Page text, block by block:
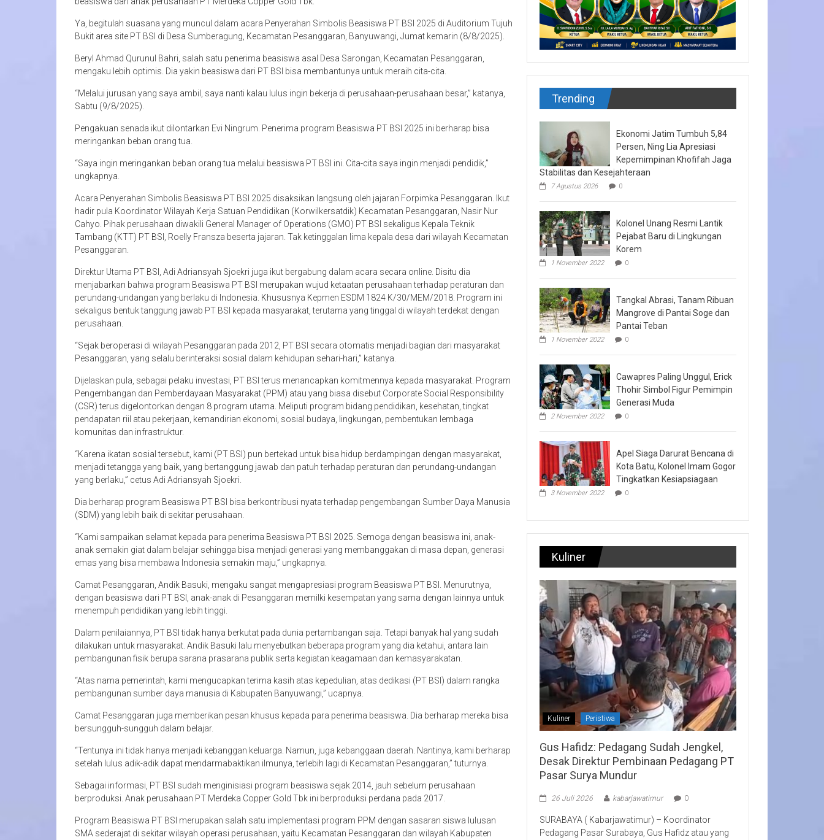
Ya, begitulah suasana yang muncul dalam acara Penyerahan Simbolis Beasiswa PT BSI 2025 di Auditorium Tujuh
Bukit area site PT BSI di Desa Sumberagung, Kecamatan Pesanggaran, Banyuwangi, Jumat kemarin (8/8/2025).
Beryl Ahmad Qurunul Bahri, salah satu penerima beasiswa asal Desa Sarongan, Kecamatan Pesanggaran,
mengaku lebih optimis. Dia yakin beasiswa dari PT BSI bisa membantunya untuk meraih cita-cita.
“Melalui jurusan yang saya ambil, saya nanti kalau lulus ingin bekerja di perusahaan-perusahaan besar,” katanya,
Sabtu (9/8/2025).
Pengakuan senada ikut dilontarkan Evi Ningrum. Penerima program Beasiswa PT BSI 2025 ini berharap bisa
meringankan beban orang tua.
“Saya ingin meringankan beban orang tua melalui beasiswa PT BSI ini. Cita-cita saya ingin menjadi pendidik,”
ungkapnya.
Acara Penyerahan Simbolis Beasiswa PT BSI 2025 disaksikan langsung oleh jajaran Forpimka Pesanggaran. Ikut
hadir pula Koordinator Wilayah Kerja Satuan Pendidikan (Korwilkersatdik) Kecamatan Pesanggaran, Nasir Nur
Cahyo. Pihak perusahaan diwakili General Manager of Operations (GMO) PT BSI sekaligus Kepala Teknik
Tambang (KTT) PT BSI, Roelly Fransza beserta jajaran. Tak ketinggalan lima kepala desa dari wilayah Kecamatan
Pesanggaran.
Direktur Utama PT BSI, Adi Adriansyah Sjoekri juga ikut bergabung dalam acara secara online. Disitu dia
menjabarkan bahwa program Beasiswa PT BSI merupakan wujud ketaatan perusahaan terhadap peraturan dan
perundang-undangan yang berlaku di Indonesia. Khususnya Kepmen ESDM 1824 K/30/MEM/2018. Program ini
sekaligus bentuk tanggung jawab PT BSI kepada masyarakat, terutama yang tinggal di wilayah terdekat dengan
perusahaan.
“Sejak beroperasi di wilayah Pesanggaran pada 2012, PT BSI secara otomatis menjadi bagian dari masyarakat
Pesanggaran, yang selalu berinteraksi sosial dalam kehidupan sehari-hari,” katanya.
Dijelaskan pula, sebagai pelaku investasi, PT BSI terus menancapkan komitmennya kepada masyarakat. Program
Pengembangan dan Pemberdayaan Masyarakat (PPM) atau yang biasa disebut Corporate Social Responsibility
(CSR) terus digelontorkan dengan 8 program utama. Meliputi program bidang pendidikan, kesehatan, tingkat
pendapatan riil atau pekerjaan, kemandirian ekonomi, sosial budaya, lingkungan, pembentukan lembaga
komunitas dan infrastruktur.
“Karena ikatan sosial tersebut, kami (PT BSI) pun bertekad untuk bisa hidup berdampingan dengan masyarakat,
menjadi tetangga yang baik, yang bertanggung jawab dan patuh terhadap peraturan dan perundang-undangan
yang berlaku,” cetus Adi Adriansyah Sjoekri.
Dia berharap program Beasiswa PT BSI bisa berkontribusi nyata terhadap pengembangan Sumber Daya Manusia
(SDM) yang lebih baik di sekitar perusahaan.
“Kami sampaikan selamat kepada para penerima Beasiswa PT BSI 2025. Semoga dengan beasiswa ini, anak-
anak semakin giat dalam belajar sehingga bisa menjadi generasi yang membanggakan di masa depan, generasi
emas yang bisa membawa Indonesia semakin maju,” ungkapnya.
Camat Pesanggaran, Andik Basuki, mengaku sangat mengapresiasi program Beasiswa PT BSI. Menurutnya,
dengan beasiswa dari PT BSI, anak-anak di Pesanggaran memilki kesempatan yang sama dengan lainnya untuk
menempuh pendidikan yang lebih tinggi.
Dalam penilaiannya, PT BSI tidak hanya berkutat pada dunia pertambangan saja. Tetapi banyak hal yang sudah
dilakukan untuk masyarakat. Andik Basuki lalu menyebutkan beberapa program yang dia ketahui, antara lain
pembangunan fisik berupa sarana prasarana publik serta kegiatan keagamaan dan kemasyarakatan.
“Atas nama pemerintah, kami mengucapkan terima kasih atas kepedulian, atas dedikasi (PT BSI) dalam rangka
pembangunan sumber daya manusia di Kabupaten Banyuwangi,” ucapnya.
Camat Pesanggaran juga memberikan pesan khusus kepada para penerima beasiswa. Dia berharap mereka bisa
bersungguh-sungguh dalam belajar.
“Tentunya ini tidak hanya menjadi kebanggan keluarga. Namun, juga kebanggaan daerah. Nantinya, kami berharap
setelah lulus adik-adik dapat mendarmabaktikan ilmunya, terlebih lagi di Kecamatan Pesanggaran,” tuturnya.
Sebagai informasi, PT BSI sudah menginisiasi program beasiswa sejak 2014, jauh sebelum perusahaan
berproduksi. Anak perusahaan PT Merdeka Copper Gold Tbk ini berproduksi perdana pada 2017.
Program Beasiswa PT BSI merupakan salah satu implementasi program PPM dengan sasaran siswa lulusan
SMA sederajat di sekitar wilayah operasi perusahaan, yaitu Kecamatan Pesanggaran dan wilayah Kabupaten
Trending
Ekonomi Jatim Tumbuh 5,84
Persen, Ning Lia Apresiasi
Kepemimpinan Khofifah Jaga
Stabilitas dan Kesejahteraan
7 Agustus 2026 0
Kolonel Unang Resmi Lantik
Pejabat Baru di Lingkungan
Korem
1 November 2022 0
Tangkal Abrasi, Tanam Ribuan
Mangrove di Pantai Soge dan
Pantai Teban
1 November 2022 0
Cawapres Paling Unggul, Erick
Thohir Simbol Figur Pemimpin
Generasi Muda
2 November 2022 0
Apel Siaga Darurat Bencana di
Kota Batu, Kolonel Imam Gogor
Tingkatkan Kesiapsiagaan
3 November 2022 0
Kuliner
Kuliner Peristiwa
Gus Hafidz: Pedagang Sudah Jengkel,
Desak Direktur Pembinaan Pedagang PT
Pasar Surya Mundur
26 Juli 2026 kabarjawatimur 0
SURABAYA ( Kabarjawatimur) – Koordinator
Pedagang Pasar Surabaya, Gus Hafidz atau yang